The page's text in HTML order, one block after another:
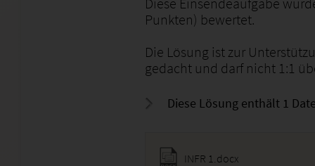
Punkten) bewertet.
Die Lösung ist zur
gedacht und darf nicht 1:1
Diese Lösung enthält 1
INFR 1.docx